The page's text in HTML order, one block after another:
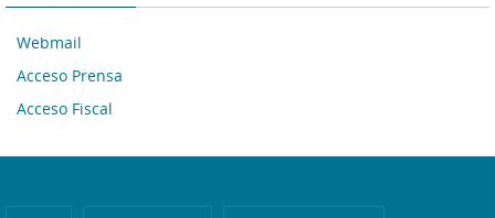
Webmail
Acceso Prensa
Acceso Fiscal